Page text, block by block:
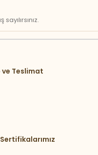
ve Teslimat
Sertifikalarımız